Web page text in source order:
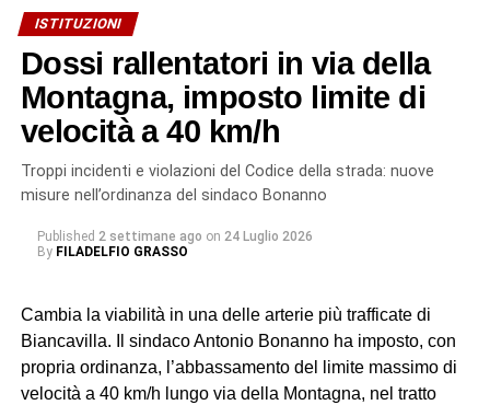
con collare di riparazione non è stato sufficiente – si legge
in una nota dell’azienda – a contenere la perdita. I nostri
tecnici hanno quindi valutato che l’unica soluzione
realmente risolutiva è la sostituzione integrale del tratto
danneggiato: un intervento più impegnativo, ma
necessario per garantire un ripristino sicuro e duraturo
dell’infrastruttura, evitando il rischio di nuovi cedimenti a
breve termine». Il tempo previsto per la riparazione è
ISTITUZIONI
Dossi rallentatori in via della
Montagna, imposto limite di
velocità a 40 km/h
Troppi incidenti e violazioni del Codice della strada: nuove
misure nell’ordinanza del sindaco Bonanno
Published 2 settimane ago on 24 Luglio 2026
By FILADELFIO GRASSO
Cambia la viabilità in una delle arterie più trafficate di
Biancavilla. Il sindaco Antonio Bonanno ha imposto, con
propria ordinanza, l’abbassamento del limite massimo di
velocità a 40 km/h lungo via della Montagna, nel tratto